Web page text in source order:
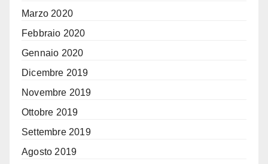
Marzo 2020
Febbraio 2020
Gennaio 2020
Dicembre 2019
Novembre 2019
Ottobre 2019
Settembre 2019
Agosto 2019